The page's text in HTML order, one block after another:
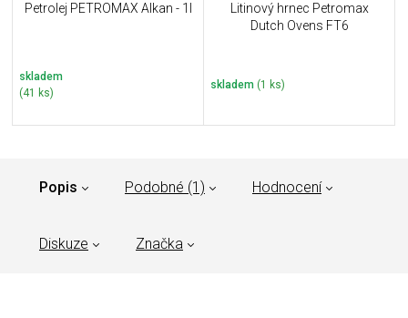
Petrolej PETROMAX Alkan - 1l
skladem
(41 ks)
Litinový hrnec Petromax
Dutch Ovens FT6
skladem (1 ks)
Popis Podobné (1) Hodnocení
Diskuze Značka